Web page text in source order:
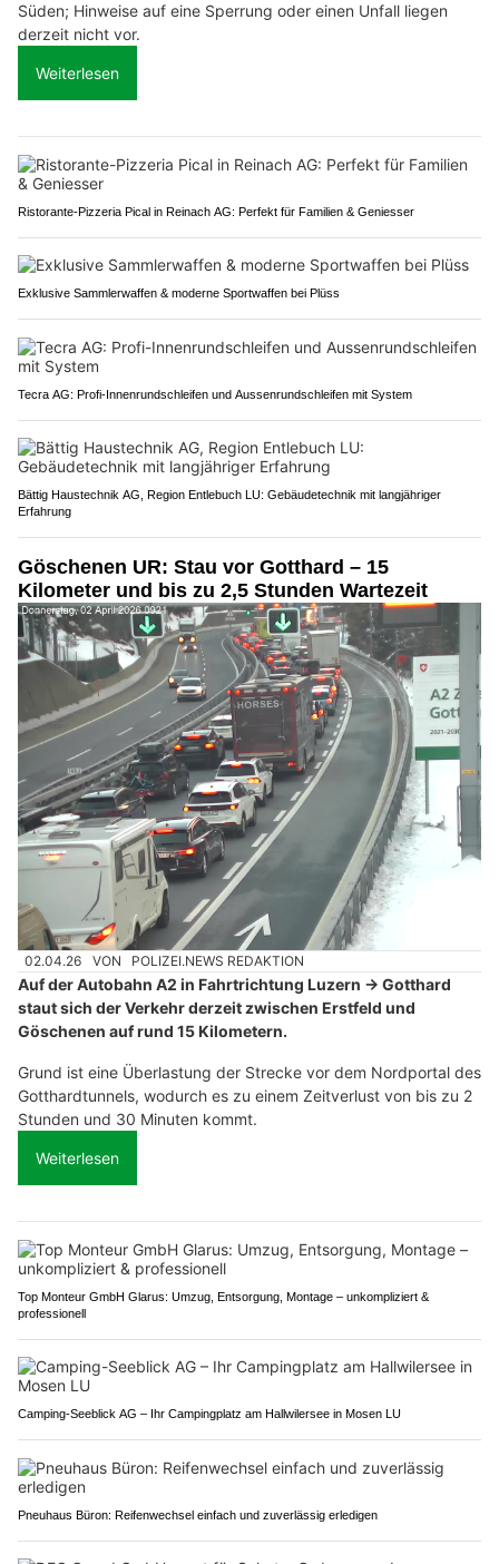
Süden; Hinweise auf eine Sperrung oder einen Unfall liegen
derzeit nicht vor.
Weiterlesen
Ristorante-Pizzeria Pical in Reinach AG: Perfekt für Familien & Geniesser
Exklusive Sammlerwaffen & moderne Sportwaffen bei Plüss
Tecra AG: Profi-Innenrundschleifen und Aussenrundschleifen mit System
Bättig Haustechnik AG, Region Entlebuch LU: Gebäudetechnik mit langjähriger
Erfahrung
Göschenen UR: Stau vor Gotthard – 15
Kilometer und bis zu 2,5 Stunden Wartezeit
02.04.26 VON POLIZEI.NEWS REDAKTION
Auf der Autobahn A2 in Fahrtrichtung Luzern → Gotthard
staut sich der Verkehr derzeit zwischen Erstfeld und
Göschenen auf rund 15 Kilometern.
Grund ist eine Überlastung der Strecke vor dem Nordportal des
Gotthardtunnels, wodurch es zu einem Zeitverlust von bis zu 2
Stunden und 30 Minuten kommt.
Weiterlesen
Top Monteur GmbH Glarus: Umzug, Entsorgung, Montage – unkompliziert &
professionell
Camping-Seeblick AG – Ihr Campingplatz am Hallwilersee in Mosen LU
Pneuhaus Büron: Reifenwechsel einfach und zuverlässig erledigen